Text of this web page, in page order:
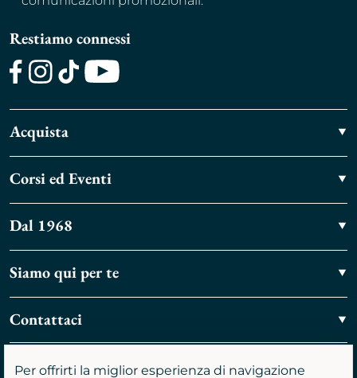
Restiamo connessi
Acquista
Corsi ed Eventi
Dal 1968
Siamo qui per te
Contattaci
Vieni a trovarci
Per offrirti la miglior esperienza di navigazione